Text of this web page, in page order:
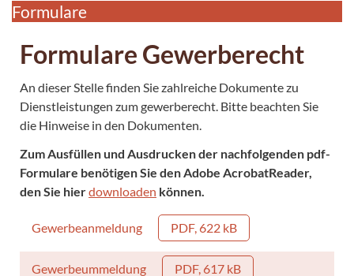
Formulare
Formulare Gewerberecht
An dieser Stelle finden Sie zahlreiche Dokumente zu
Dienstleistungen zum gewerberecht. Bitte beachten Sie
die Hinweise in den Dokumenten.
Zum Ausfüllen und Ausdrucken der nachfolgenden pdf-
Formulare benötigen Sie den Adobe AcrobatReader,
den Sie hierdownloaden können.
Gewerbeanmeldung PDF, 622 kB
Gewerbeummeldung PDF, 617 kB